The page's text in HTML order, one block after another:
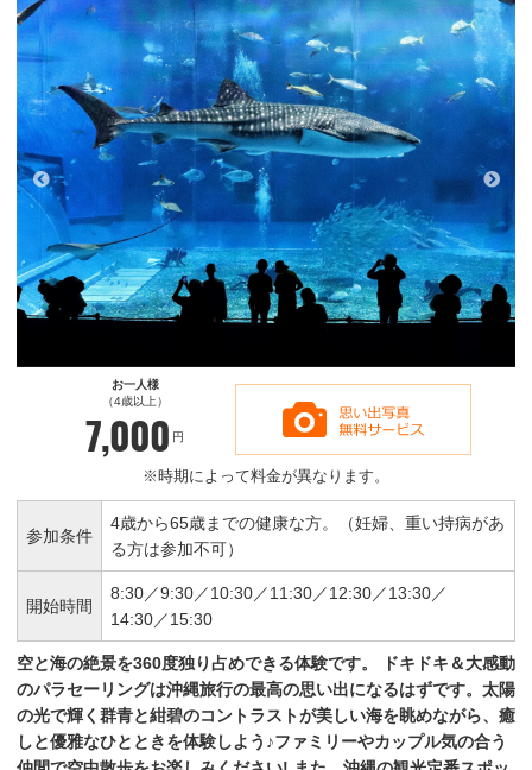
お一人様
（4歳以上）
7,000 円
※時期によって料金が異なります。
参加条件
4歳から65歳までの健康な方。（妊婦、重い持病があ
る方は参加不可）
開始時間
8:30／9:30／10:30／11:30／12:30／13:30／
14:30／15:30
空と海の絶景を360度独り占めできる体験です。
ドキドキ＆大感動
のパラセーリングは沖縄旅行の最高の思い出になるはずです。太陽
の光で輝く群青と紺碧のコントラストが美しい海を眺めながら、癒
しと優雅なひとときを体験しよう♪ファミリーやカップル気の合う